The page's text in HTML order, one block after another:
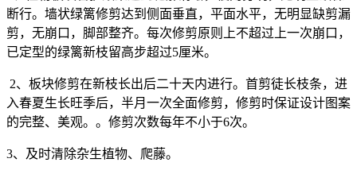
断行。墙状绿篱修剪达到侧面垂直，平面水平，无明显缺剪漏
剪，无崩口，脚部整齐。每次修剪原则上不超过上一次崩口，
已定型的绿篱新枝留高步超过5厘米。
2、板块修剪在新枝长出后二十天内进行。首剪徒长枝条，进
入春夏生长旺季后，半月一次全面修剪，修剪时保证设计图案
的完整、美观。。修剪次数每年不小于6次。
3、及时清除杂生植物、爬藤。